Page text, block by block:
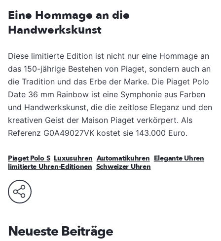
Eine Hommage an die
Handwerkskunst
Diese limitierte Edition ist nicht nur eine Hommage an
das 150-jährige Bestehen von Piaget, sondern auch an
die Tradition und das Erbe der Marke. Die Piaget Polo
Date 36 mm Rainbow ist eine Symphonie aus Farben
und Handwerkskunst, die die zeitlose Eleganz und den
kreativen Geist der Maison Piaget verkörpert. Als
Referenz G0A49027VK kostet sie 143.000 Euro.
Piaget Polo S Luxusuhren Automatikuhren Elegante Uhren
limitierte Uhren-Editionen Schweizer Uhren
Neueste Beiträge